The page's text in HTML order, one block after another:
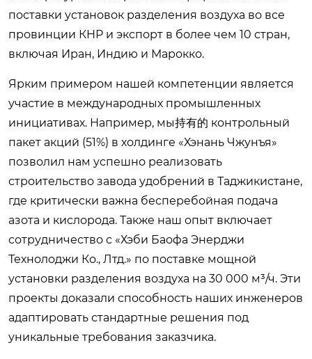
поставки установок разделения воздуха во все
провинции КНР и экспорт в более чем 10 стран,
включая Иран, Индию и Марокко.
Ярким примером нашей компетенции является
участие в международных промышленных
инициативах. Например, мы持有的 контрольный
пакет акций (51%) в холдинге «Хэнань Чжунъя»
позволил нам успешно реализовать
строительство завода удобрений в Таджикистане,
где критически важна бесперебойная подача
азота и кислорода. Также наш опыт включает
сотрудничество с «Хэби Баофа Энерджи
Технолоджи Ко., Лтд.» по поставке мощной
установки разделения воздуха на 30 000 м³/ч. Эти
проекты доказали способность наших инженеров
адаптировать стандартные решения под
уникальные требования заказчика.